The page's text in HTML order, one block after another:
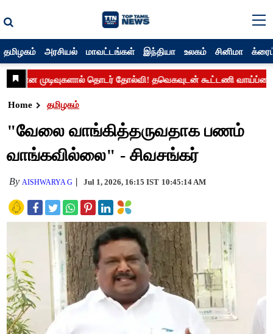
தமிழகம் அரசியல் மாவட்டங்கள் இந்தியா உலகம் சினிமா
Home தமிழகம்
"வேலை வாங்கித்தருவதாக பணம்
வாங்கவில்லை" - சிவசங்கர்
By AISHWARYA G Jul 1, 2026, 16:15 IST 10:45:14 AM